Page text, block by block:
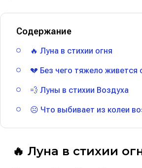
Содержание
🔥 Луна в стихии огня
💔 Без чего тяжело живется
💨 Луны в стихии Воздуха
☹️ Что выбивает из колеи
🔥 Луна в стихии